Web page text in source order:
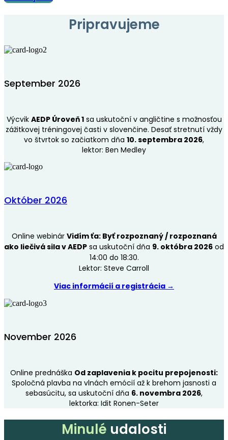
Pripravujeme
September 2026
Výcvik AEDP Úroveň 1sa uskutoční v angličtine s možnosťou
zážitkovej tréningovej časti v slovenčine. Desať stretnutí vždy
vo štvrtok so začiatkom dňa 10. septembra 2026,
lektor: Ben Medley
Október 2026
Online webinár Vidím ťa: Byť rozpoznaný / rozpoznaná
ako liečivá sila v AEDP sa uskutoční dňa 9. októbra 2026 od
14:00 do 18:30.
Lektor: Steve Carroll
Viac informácií a registrácia →
November 2026
Online prednáška Od zaplavenia k pocitu prepojenosti:
Spoločná plavba na vlnách emócií až k brehom jasnosti a
sebasúcitu, sa uskutoční dňa 6. novembra 2026,
lektorka: Idit Ronen-Seter
Minulé udalosti